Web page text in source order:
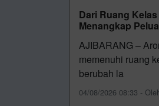
Dari Ruang
Menangkap
AJIBARANG –
memenuhi ruang
berubah la
04/08/2026 08:33 -